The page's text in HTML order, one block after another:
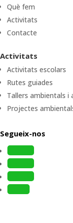
Què fem
Activitats
Contacte
Activitats
Activitats escolars
Rutes guiades
Tallers ambientals i
Projectes
Segueix-nos
Follow
Follow
Follow
Follow